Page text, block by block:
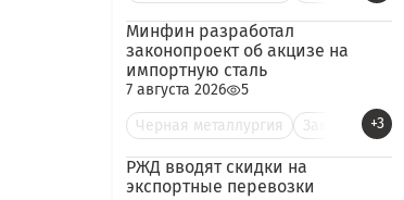
Минфин разработал
законопроект об акцизе на
импортную сталь
7 августа 2026
5
Черная металлургия
Зак +3
РЖД вводят скидки на
экспортные перевозки